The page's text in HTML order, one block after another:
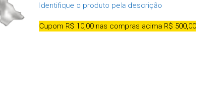
Identifique o produto pela descrição
Cupom R$ 10,00 nas compras acima R$ 500,00